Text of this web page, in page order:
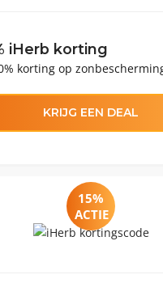
iHerb korting
korting op
KRIJG EEN DEAL
15%
ACTIE